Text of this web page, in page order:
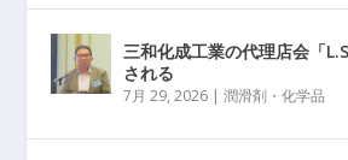
三和化成工業の代理店会「
される
7月 29, 2026 |潤滑剤・化学品